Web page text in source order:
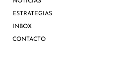
ESTRATEGIAS
INBOX
CONTACTO